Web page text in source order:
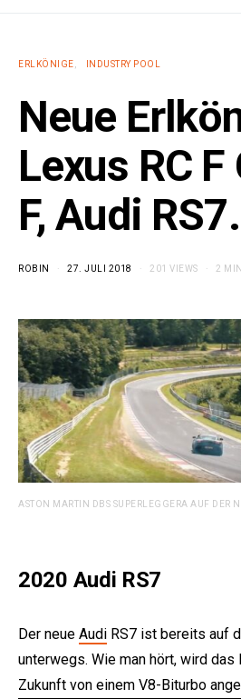
ERLKÖNIGE INDUSTRY POOL
Neue
Lexus RC F
F, Audi
ROBIN 27. JULI 2018 201 VIEWS 2
ASTON MARTIN DBS SUPERLEGGERA AUF DER
2020 Audi RS7
Der neue Audi RS7 ist bereits auf
unterwegs. Wie man hört, wird das
Zukunft von einem V8-Biturbo